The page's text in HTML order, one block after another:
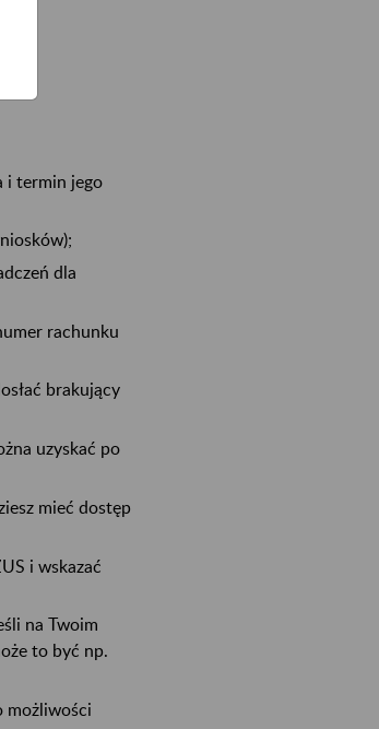
i termin jego
dla
rachunku
brakujący
uzyskać po
mieć dostęp
i wskazać
na Twoim
to być np.
możliwości